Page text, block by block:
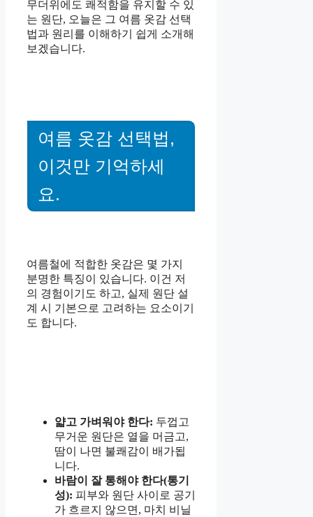
무더위에도 쾌적함을 유지할 수 있
는 원단, 오늘은 그 여름 옷감 선택
법과 원리를 이해하기 쉽게 소개해
보겠습니다.
여름 옷감 선택법,
이것만 기억하세
요.
여름철에 적합한 옷감은 몇 가지
분명한 특징이 있습니다. 이건 저
의 경험이기도 하고, 실제 원단 설
계 시 기본으로 고려하는 요소이기
도 합니다.
얇고 가벼워야 한다: 두껍고
무거운 원단은 열을 머금고,
땀이 나면 불쾌감이 배가됩
니다.
바람이 잘 통해야 한다(통기
성): 피부와 원단 사이로 공기
가 흐르지 않으면, 마치 비닐